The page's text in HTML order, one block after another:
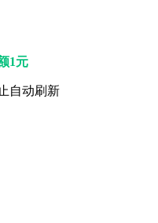
1元
自动刷新